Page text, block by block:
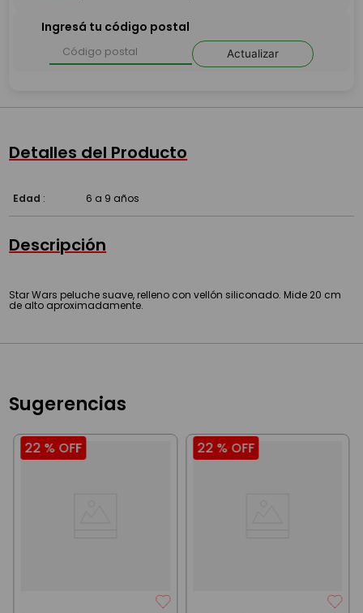
Ingresá tu código postal
Actualizar
Detalles del Producto
Edad : 6 a 9 años
Descripción
Star Wars peluche suave, relleno con vellón siliconado. Mide 20 cm
de alto aproximadamente.
Sugerencias
22 % OFF 22 % OFF